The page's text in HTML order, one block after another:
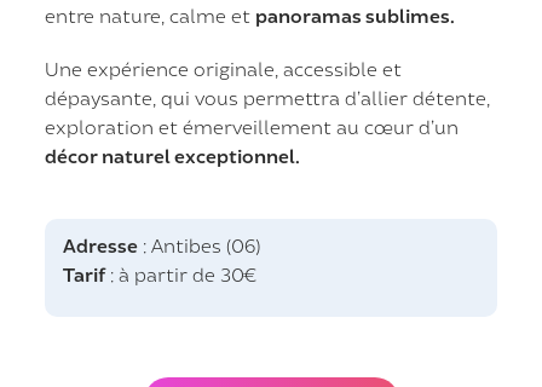
entre nature, calme et panoramas sublimes.
Une expérience originale, accessible et
dépaysante, qui vous permettra d’allier détente,
exploration et émerveillement au cœur d’un
décor naturel exceptionnel.
Adresse : Antibes (06)
Tarif: à partir de 30€